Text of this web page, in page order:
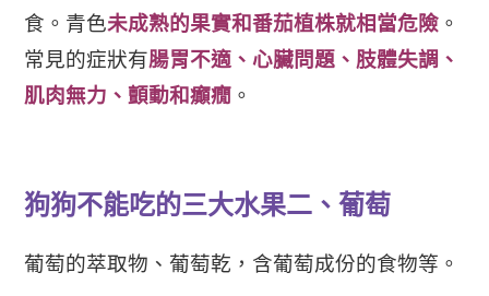
食。青色未成熟的果實和番茄植株就相當危險 。
常見的症狀有腸胃不適、心臟問題、肢體失調、
肌肉無力、顫動和癲癇 。
狗狗不能吃的三大水果二、葡萄
葡萄的萃取物、葡萄乾，含葡萄成份的食物等。